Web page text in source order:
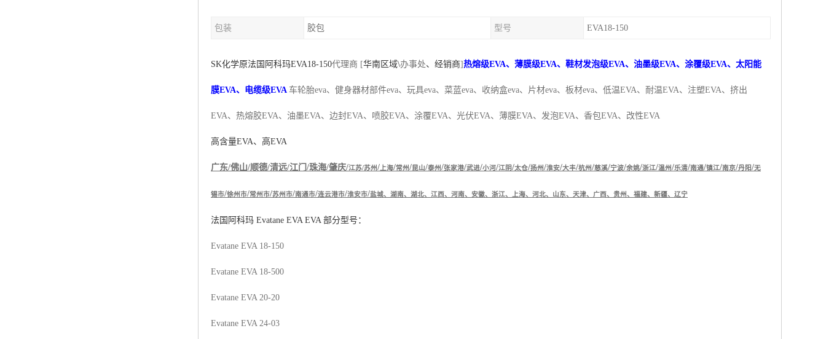
包装 胶包 型号 EVA18-150
SK化学原法国阿科玛EVA18-150代理商 [华南区域\办事处、经销商]热熔级EVA、薄膜级EVA、鞋材发泡级EVA、油墨级EVA、涂覆级EVA、太阳能
膜EVA、电缆级EVA 车轮胎eva、健身器材部件eva、玩具eva、菜蓝eva、收纳盒eva、片材eva、板材eva、 低温EVA、耐温EVA、注塑EVA、挤出
EVA、热熔胶EVA、油墨EVA、边封EVA、喷胶EVA、涂覆EVA、光伏EVA、薄膜EVA、发泡EVA、香包EVA、改性EVA
高含量EVA、高EVA
广东/佛山/顺德/清远/江门 /珠海/肇庆/江苏/苏州/ 上海/常州/ 昆山/泰州/张家港/武进/小河/江阴/太仓/扬州/淮安/大丰/杭州/慈溪/宁波/余姚/浙江/温州/乐清/南通/镇江/南京/丹阳/无
锡市/徐州市/常州市/苏州市/南通市/连云港市/淮安市/盐城、湖南、湖北、江西、河南、安徽、浙江、上海、河北、山东、天津、广西、贵州、福建、新疆、辽宁
法国阿科玛 Evatane EVA EVA 部分型号：
Evatane EVA 18-150
Evatane EVA 18-500
Evatane EVA 20-20
Evatane EVA 24-03